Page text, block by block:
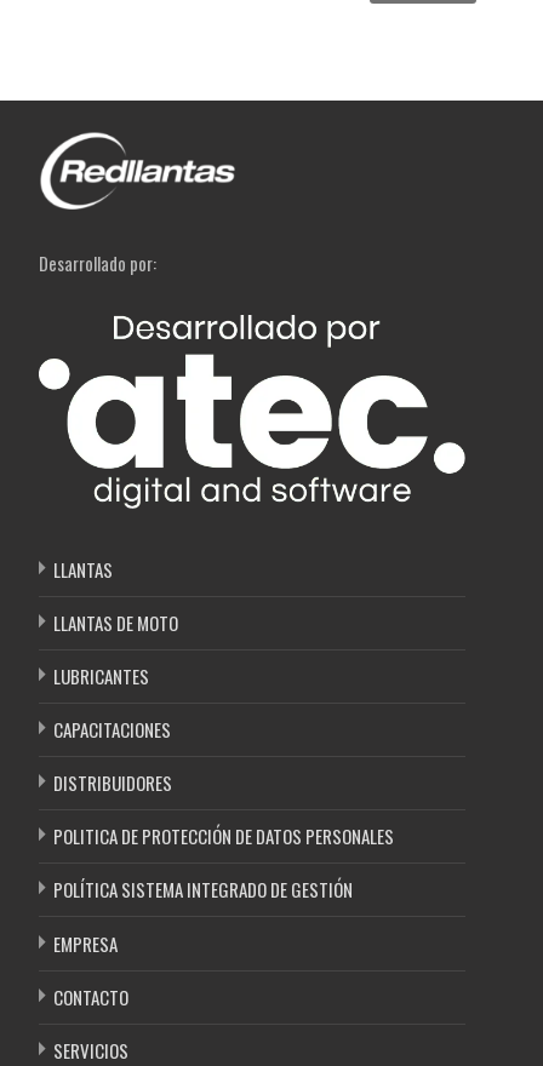
Desarrollado por:
LLANTAS
LLANTAS DE MOTO
LUBRICANTES
CAPACITACIONES
DISTRIBUIDORES
POLITICA DE PROTECCIÓN DE DATOS PERSONALES
POLÍTICA SISTEMA INTEGRADO DE GESTIÓN
EMPRESA
CONTACTO
SERVICIOS